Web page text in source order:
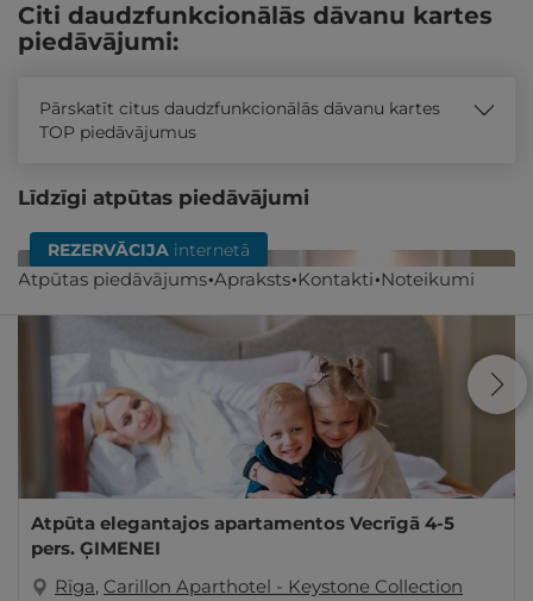
Atpūtas piedāvājums Apraksts Kontakti Noteikumi
Citi daudzfunkcionālās dāvanu kartes
piedāvājumi:
Pārskatīt citus daudzfunkcionālās dāvanu kartes
TOP piedāvājumus
Līdzīgi atpūtas piedāvājumi
REZERVĀCIJA internetā
Atpūta elegantajos apartamentos Vecrīgā 4-5
pers. ĢIMENEI
Rīga, Carillon Aparthotel - Keystone Collection